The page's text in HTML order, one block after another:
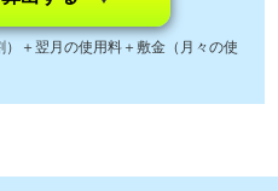
＋翌月の使用料＋敷金（月々の使